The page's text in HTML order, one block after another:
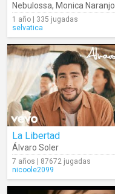
Nebulossa, Monica Naranjo
1 año | 335 jugadas
selvatica
La Libertad
Álvaro Soler
7 años | 87672 jugadas
nicoole2099